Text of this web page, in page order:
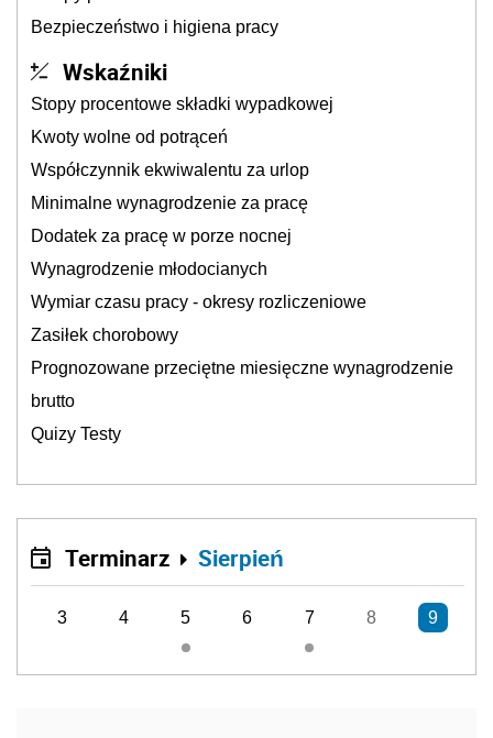
Bezpieczeństwo i higiena pracy
Wskaźniki
Stopy procentowe składki wypadkowej
Kwoty wolne od potrąceń
Współczynnik ekwiwalentu za urlop
Minimalne wynagrodzenie za pracę
Dodatek za pracę w porze nocnej
Wynagrodzenie młodocianych
Wymiar czasu pracy - okresy rozliczeniowe
Zasiłek chorobowy
Prognozowane przeciętne miesięczne wynagrodzenie
brutto
Quizy Testy
Terminarz Sierpień
3 4 5 6 7 8 9